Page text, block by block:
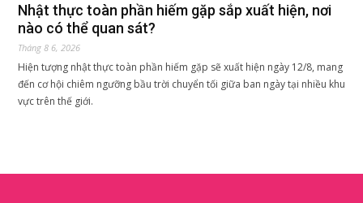
Nhật thực toàn phần hiếm gặp sắp xuất hiện, nơi
nào có thể quan sát?
Tháng 8 6, 2026
Hiện tượng nhật thực toàn phần hiếm gặp sẽ xuất hiện ngày 12/8, mang
đến cơ hội chiêm ngưỡng bầu trời chuyển tối giữa ban ngày tại nhiều khu
vực trên thế giới.